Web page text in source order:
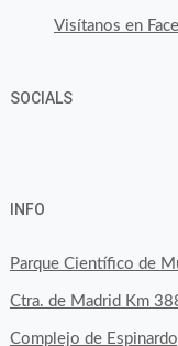
Visítanos en
SOCIALS
byfoodtopia
en
Facebook
byfoodtopia
en
Twitter
byfoodtopia
en
Instagram
INFO
Parque Científico de
Ctra. de Madrid Km
Complejo de